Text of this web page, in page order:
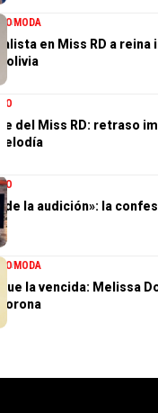
MODA
en Miss RD a
del Miss RD: retraso
de la audición»: la
MODA
fue la vencida: Melissa